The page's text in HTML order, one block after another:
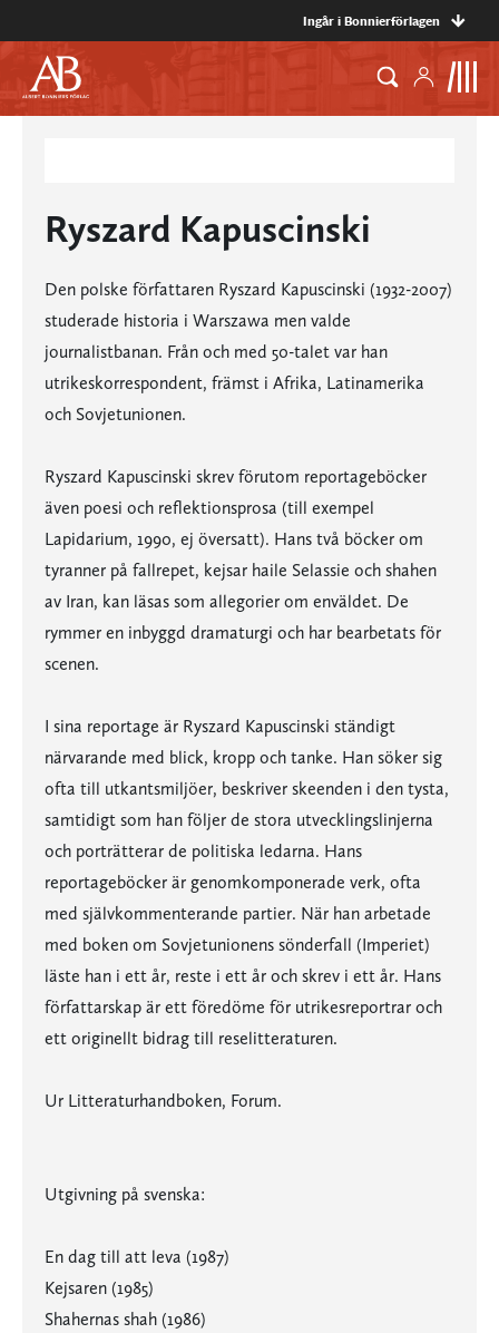
Ingår i Bonnierförlagen
Ryszard Kapuscinski
Den polske författaren Ryszard Kapuscinski (1932-2007)
studerade historia i Warszawa men valde
journalistbanan. Från och med 50-talet var han
utrikeskorrespondent, främst i Afrika, Latinamerika
och Sovjetunionen.
Ryszard Kapuscinski skrev förutom reportageböcker
även poesi och reflektionsprosa (till exempel
Lapidarium, 1990, ej översatt). Hans två böcker om
tyranner på fallrepet, kejsar haile Selassie och shahen
av Iran, kan läsas som allegorier om enväldet. De
rymmer en inbyggd dramaturgi och har bearbetats för
scenen.
I sina reportage är Ryszard Kapuscinski ständigt
närvarande med blick, kropp och tanke. Han söker sig
ofta till utkantsmiljöer, beskriver skeenden i den tysta,
samtidigt som han följer de stora utvecklingslinjerna
och porträtterar de politiska ledarna. Hans
reportageböcker är genomkomponerade verk, ofta
med självkommenterande partier. När han arbetade
med boken om Sovjetunionens sönderfall (Imperiet)
läste han i ett år, reste i ett år och skrev i ett år. Hans
författarskap är ett föredöme för utrikesreportrar och
ett originellt bidrag till reselitteraturen.
Ur Litteraturhandboken, Forum.
Utgivning på svenska:
En dag till att leva (1987)
Kejsaren (1985)
Shahernas shah (1986)